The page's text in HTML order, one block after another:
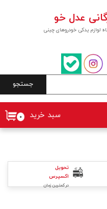
لوازم یدکی خودروهای چینی
عدل خو
جستجو
۰ سبد خرید
تحویل
اکسپرس
در کمترین زمان